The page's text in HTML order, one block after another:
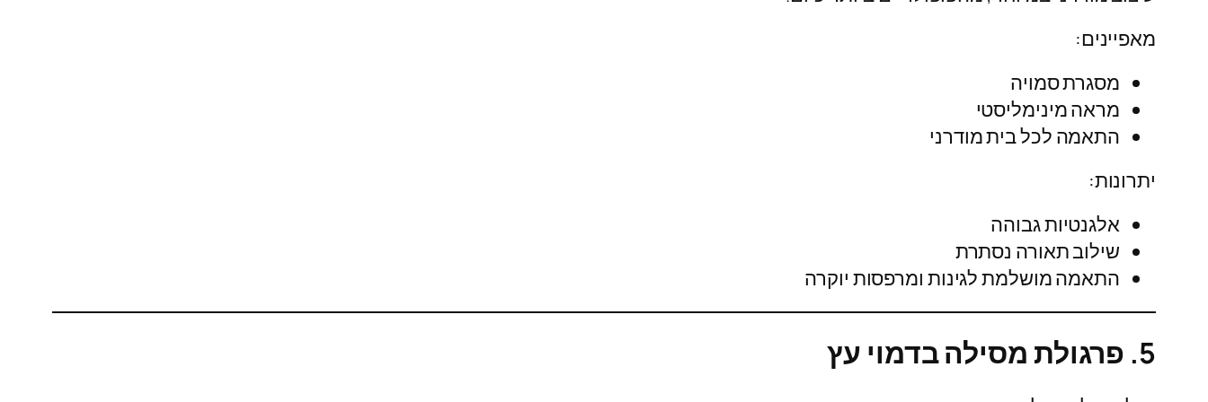
מאפיינים:
מסגרת סמויה
מראה מינימליסטי
התאמה לכל בית מודרני
יתרונות:
אלגנטיות גבוהה
שילוב תאורה נסתרת
התאמה מושלמת לגינות ומרפסות יוקרה
5. פרגולת מסילה בדמוי עץ